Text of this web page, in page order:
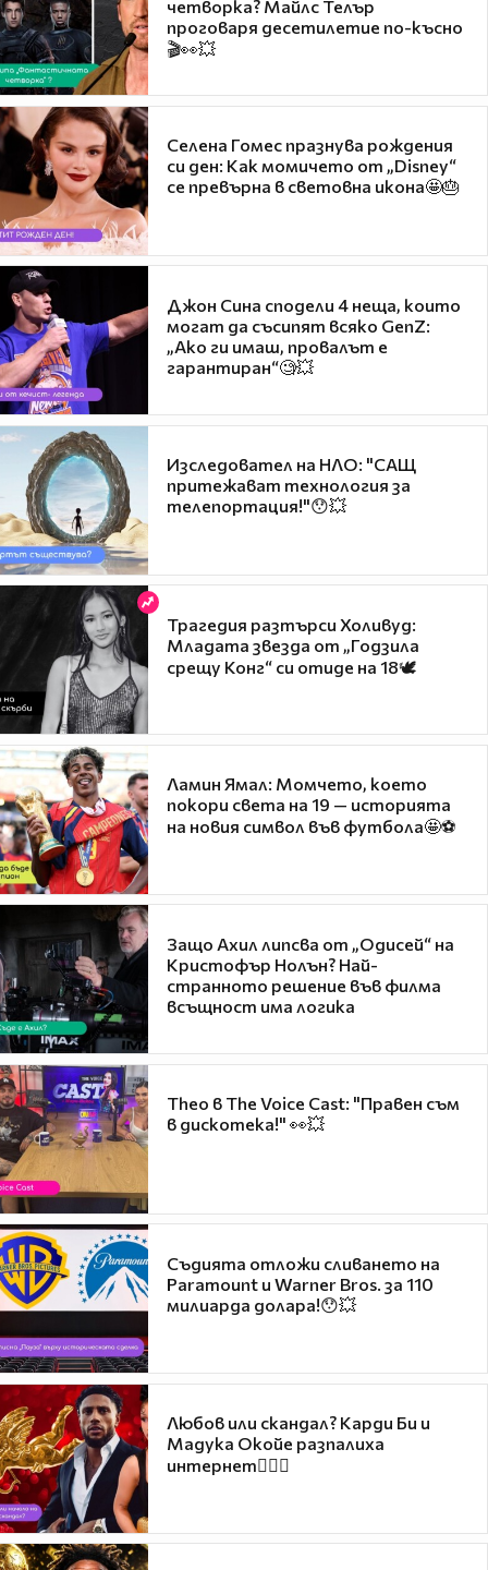
четворка? Майлс Телър
проговаря десетилетие по-късно
🎬👀💥
Селена Гомес празнува рождения
си ден: Как момичето от „Disney“
се превърна в световна икона🤩🎂
Джон Сина сподели 4 неща, които
могат да съсипят всяко GenZ:
„Ако ги имаш, провалът е
гарантиран“🧐💥
Изследовател на НЛО: "САЩ
притежават технология за
телепортация!"😯💥
Трагедия разтърси Холивуд:
Младата звезда от „Годзила
срещу Конг“ си отиде на 18🕊️
Ламин Ямал: Момчето, което
покори света на 19 — историята
на новия символ във футбола🤩⚽
Защо Ахил липсва от „Одисей“ на
Кристофър Нолън? Най-
странното решение във филма
всъщност има логика
Theo в The Voice Cast: "Правен съм
в дискотека!" 👀💥
Съдията отложи сливането на
Paramount и Warner Bros. за 110
милиарда долара!😯💥
Любов или скандал? Карди Би и
Мадука Окойе разпалиха
интернет❤️‍🔥🔥